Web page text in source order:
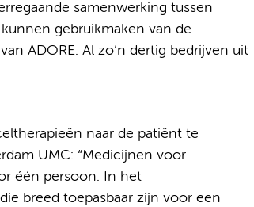
samenwerking tussen
gebruikmaken van de
ADORE. Al zo’n dertig bedrijven uit
naar de patiënt te
UMC: “Medicijnen voor
één persoon. In het
breed toepasbaar zijn voor een